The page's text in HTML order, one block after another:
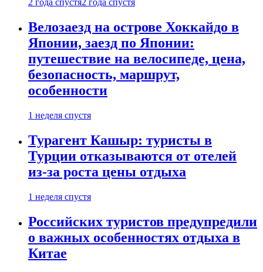
2 года спустя2 года спустя
Велозаезд на острове Хоккайдо в
Японии, заезд по Японии:
путешествие на велосипеде, цена,
безопасность, маршрут,
особенности
1 неделя спустя
Турагент Кашыр: туристы в
Турции отказываются от отелей
из-за роста цены отдыха
1 неделя спустя
Российских туристов предупредили
о важных особенностях отдыха в
Китае